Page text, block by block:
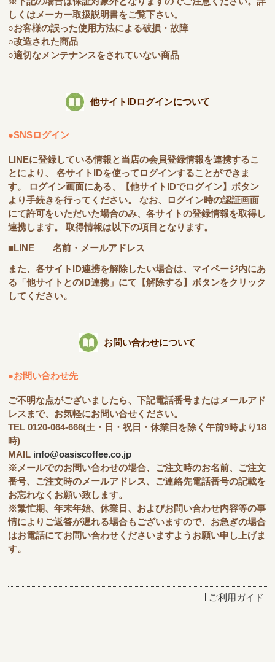
しくはメーカー取扱説明書をご覧下さい。
○お客様の誤った使用方法による破損・故障
○改造された商品
○適切なメンテナンスをされていない商品
他サイトIDログインについて
●SNSログイン
LINEに登録している情報と当店の会員登録情報を連携するこ
とにより、 各サイトIDを使ってログインすることができま
す。 ログイン画面にある、【他サイトIDでログイン】ボタン
より手続きを行ってください。 なお、ログイン時の認証画面
にて許可をいただいた場合のみ、各サイトの登録情報を取得し
連携します。 取得情報は以下の項目となります。
■LINE 名前・メールアドレス
また、各サイトID連携を解除したい場合は、マイページ内にあ
る「他サイトとのID連携」にて【解除する】ボタンをクリック
してください。
お問い合わせについて
●お問い合わせ先
ご不明な点がございましたら、下記電話番号またはメールアド
レスまで、お気軽にお問い合せください。
TEL 0120-064-666(土・日・祝日・休業日を除く午前9時より18
時)
MAIL info@oasiscoffee.co.jp
※メールでのお問い合わせの場合、ご注文時のお名前、ご注文
番号、ご注文時のメールアドレス、ご連絡先電話番号の記載を
お忘れなくお願い致します。
※繁忙期、年末年始、休業日、およびお問い合わせ内容等の事
情によりご返答が遅れる場合もございますので、お急ぎの場合
はお電話にてお問い合わせくださいますようお願い申し上げま
す。
ご利用ガイド